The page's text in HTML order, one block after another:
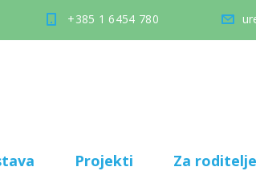
+385 1 6454 780
Projekti Za roditelje